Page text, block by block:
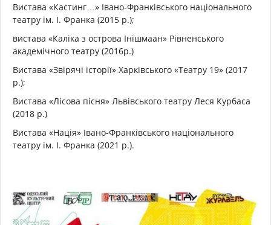
Вистава «Кастинг…» Івано-Франківського національного
театру ім. І. Франка (2015 р.);
вистава «Каліка з острова Інішмаан» Рівненського
академічного театру (2016р.)
Вистава «Звірячі історії» Харківського «Театру 19» (2017
р.);
Вистава «Лісова пісня» Львівського театру Леся Курбаса
(2018 р.)
Вистава «Нація» Івано-Франківського національного
театру ім. І. Франка (2021 р.).